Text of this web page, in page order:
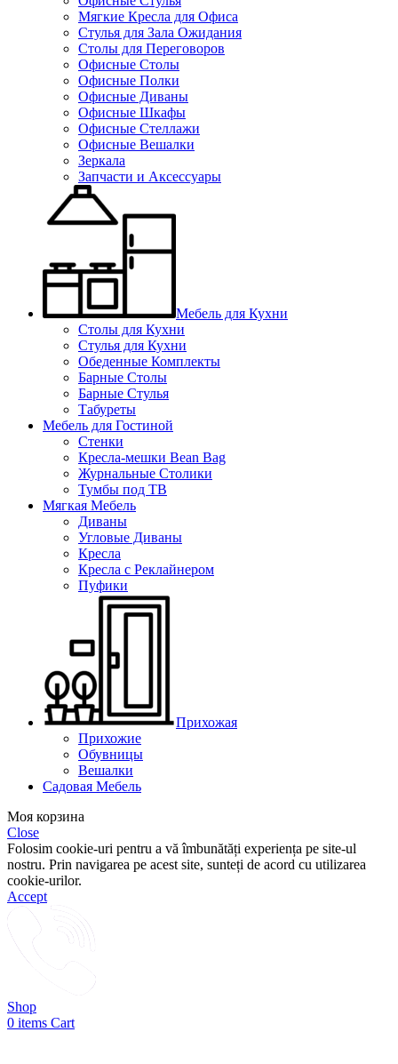
Мягкие Кресла для Офиса
Стулья для Зала Ожидания
Столы для Переговоров
Офисные Столы
Офисные Полки
Офисные Диваны
Офисные Шкафы
Офисные Стеллажи
Офисные Вешалки
Зеркала
Запчасти и Аксессуары
Мебель для Кухни
Столы для Кухни
Стулья для Кухни
Обеденные Комплекты
Барные Столы
Барные Стулья
Табуреты
Мебель для Гостиной
Стенки
Кресла-мешки Bean Bag
Журнальные Столики
Тумбы под ТВ
Мягкая Мебель
Диваны
Угловые Диваны
Кресла
Кресла с Реклайнером
Пуфики
Прихожая
Прихожие
Обувницы
Вешалки
Садовая Мебель
Моя корзина
Close
Folosim cookie-uri pentru a vă îmbunătăți experiența pe site-ul
nostru. Prin navigarea pe acest site, sunteți de acord cu utilizarea
cookie-urilor.
Accept
Shop
0 items Cart